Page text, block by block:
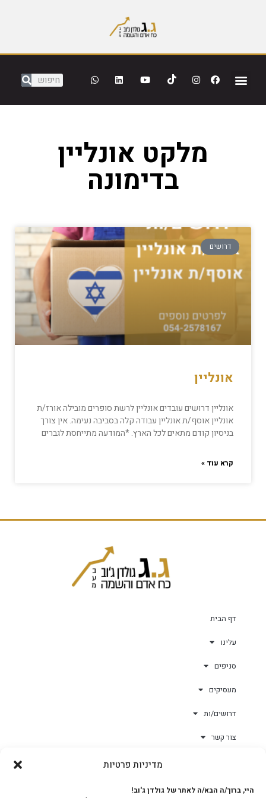
מדיניות פרטיות
היי, ברוך/ה הבא/ה לאתר של גולדן ג'וב!
מלקט אונליין
בדימונה
דרושים
אונליין
אונליין דרושים עובדים אונליין לרשת סופרים מובילה אורז/ת
אונליין אוסף/ת אונליין עבודה קלה בסביבה נעימה. אין צורך
בניסיון קודם מתאים לכל הארץ. *המודעה מתייחסת לגברים
קרא עוד »
דף הבית
עלינו
סניפים
מעסיקים
דרושים/ות
צור קשר